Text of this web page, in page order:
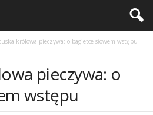
królowa pieczywa: o bagietce słowem wstępu
pieczywa: o
wstępu